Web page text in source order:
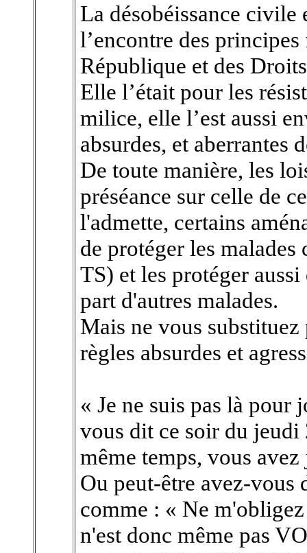
La désobéissance civile
l’encontre des
République et des
Elle l’était pour les
milice, elle l’est aussi
absurdes, et aberrantes
De toute manière, les
préséance sur celle de
l'admette, certains
de protéger les
TS) et les protéger
part d'autres malades.
Mais ne vous substituez
règles absurdes et
« Je ne suis pas là pour
vous dit ce soir du jeudi
même temps, vous
Ou peut-être avez-vous
comme : « Ne
n'est donc même pas